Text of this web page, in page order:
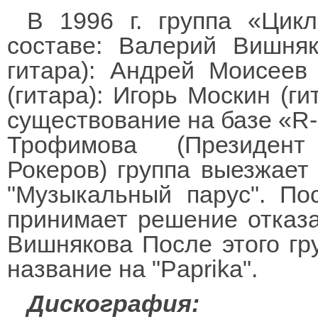
В 1996 г. группа
составе: Валерий
гитара): Андрей
(гитара): Игорь Москин
существование на базе
Трофимова
Рокеров) группа
"Музыкальный парус".
принимает решение
Вишнякова После этого
название на "Paprika".
Дискография: